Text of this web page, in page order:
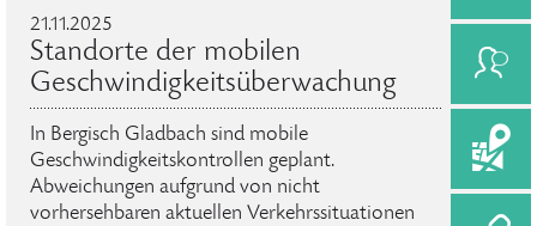
21.11.2025
Standorte der mobilen
Geschwindigkeitsüberwachung
In Bergisch Gladbach sind mobile
Geschwindigkeitskontrollen geplant.
Abweichungen aufgrund von nicht
vorhersehbaren aktuellen Verkehrssituationen